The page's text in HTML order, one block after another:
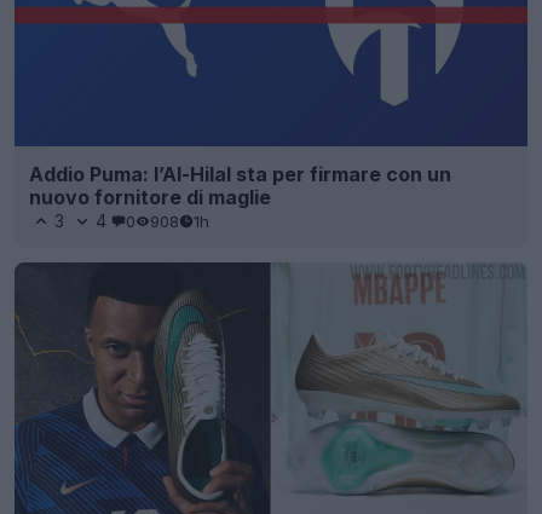
Addio Puma: l’Al-Hilal sta per firmare con un
nuovo fornitore di maglie
3 4 0 908 1h